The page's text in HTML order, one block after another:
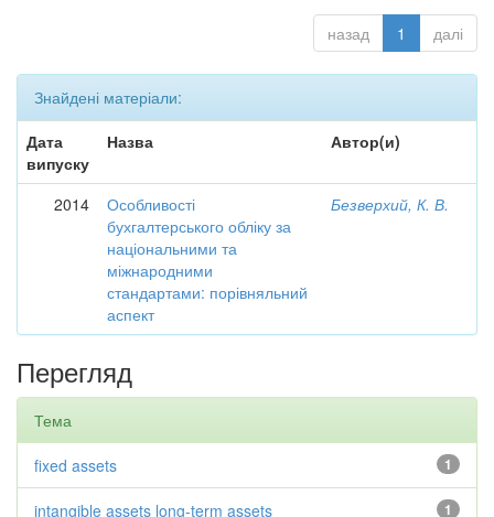
назад 1 далі
Знайдені матеріали:
Дата
випуску
Назва Автор(и)
2014
Особливості
бухгалтерського обліку за
національними та
міжнародними
стандартами: порівняльний
аспект
Безверхий, К. В.
Перегляд
Тема
1
fixed assets
1
intangible assets long-term assets